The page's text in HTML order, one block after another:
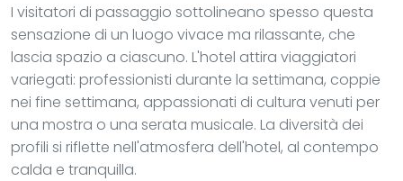
I visitatori di passaggio sottolineano spesso questa
sensazione di un luogo vivace ma rilassante, che
lascia spazio a ciascuno. L'hotel attira viaggiatori
variegati: professionisti durante la settimana, coppie
nei fine settimana, appassionati di cultura venuti per
una mostra o una serata musicale. La diversità dei
profili si riflette nell'atmosfera dell'hotel, al contempo
calda e tranquilla.